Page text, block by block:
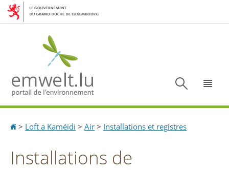
Aller
Aller
Accueil
> Loft a Kaméidi > Air > Installations et registres
Installations de